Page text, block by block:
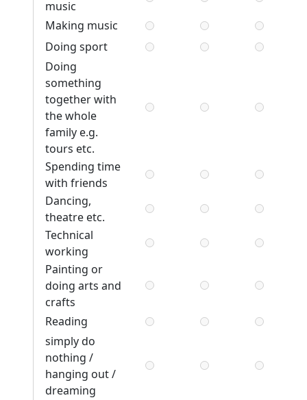
music
Making music
Doing sport
Doing
something
together with
the whole
family e.g.
tours etc.
Spending time
with friends
Dancing,
theatre etc.
Technical
working
Painting or
doing arts and
crafts
Reading
simply do
nothing /
hanging out /
dreaming